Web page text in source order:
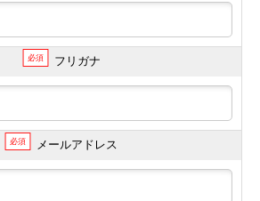
必須 フリガナ
必須 メールアドレス